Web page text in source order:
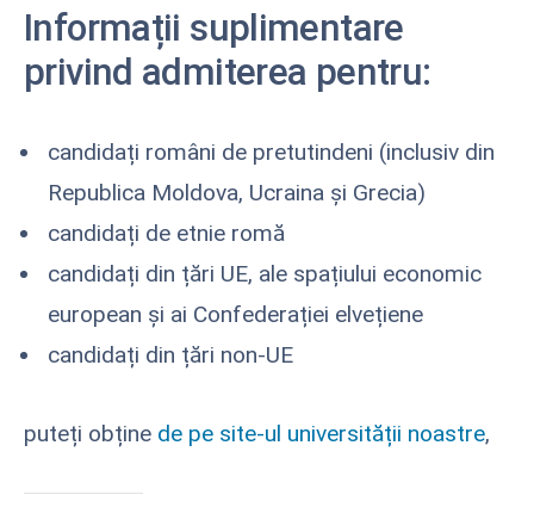
Informații suplimentare
privind admiterea pentru:
candidați români de pretutindeni (inclusiv din
Republica Moldova, Ucraina și Grecia)
candidați de etnie romă
candidați din țări UE, ale spațiului economic
european și ai Confederației elvețiene
candidați din țări non-UE
puteți obține de pe site-ul universității noastre,